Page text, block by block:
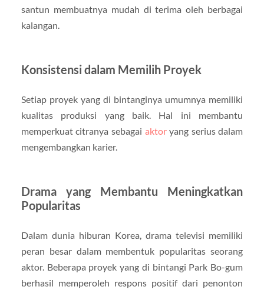
santun membuatnya mudah di terima oleh berbagai
kalangan.
Konsistensi dalam Memilih Proyek
Setiap proyek yang di bintanginya umumnya memiliki
kualitas produksi yang baik. Hal ini membantu
memperkuat citranya sebagai aktoryang serius dalam
mengembangkan karier.
Drama yang Membantu Meningkatkan
Popularitas
Dalam dunia hiburan Korea, drama televisi memiliki
peran besar dalam membentuk popularitas seorang
aktor. Beberapa proyek yang di bintangi Park Bo-gum
berhasil memperoleh respons positif dari penonton